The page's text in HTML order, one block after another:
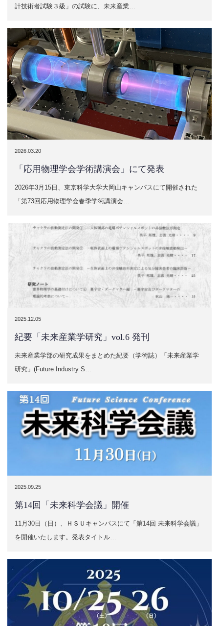
計技術者試験３級」の試験に、未来産業…
2026.03.20
「応用物理学会学術講演会」にて発表
2026年3月15日、東京科学大学大岡山キャンパスにて開催された
「第73回応用物理学会春季学術講演会…
2025.12.05
紀要「未来産業学研究」vol.6 発刊
未来産業学部の研究成果をまとめた紀要（学術誌）「未来産業学
研究」(Future Industry S…
2025.09.25
第14回「未来科学会議」開催
11月30日（日）、ＨＳＵキャンパスにて「第14回 未来科学会議」
を開催いたします。発表タイトル…